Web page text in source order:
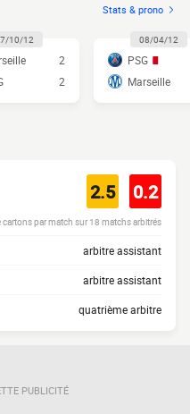
Stats & prono
10/12
2
2
08/04/12
PSG
Marseille
2.5 0.2
cartons par match sur 18 matchs arbitrés
arbitre assistant
arbitre assistant
quatrième arbitre
PUBLICITÉ